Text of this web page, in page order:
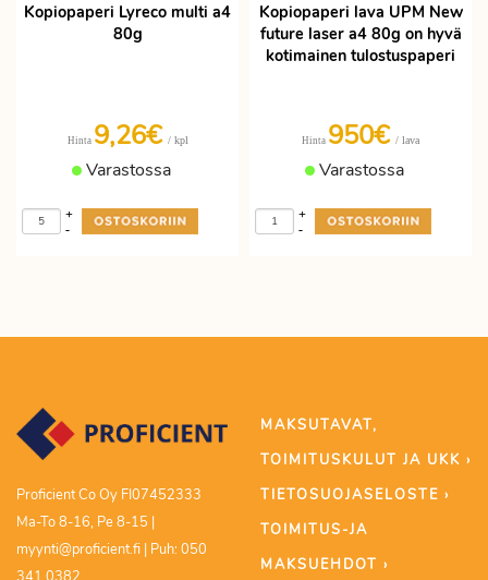
Kopiopaperi Lyreco multi a4
80g
Hinta 9,26€ / kpl
Varastossa
-
+
Kopiopaperi lava UPM New
future laser a4 80g on hyvä
kotimainen tulostuspaperi
Hinta 950€ / lava
Varastossa
-
+
Proficient Co Oy FI07452333
Ma-To 8-16, Pe 8-15 |
myynti@proficient.fi | Puh: 050
MAKSUTAVAT,
TOIMITUSKULUT JA UKK ›
TIETOSUOJASELOSTE ›
TOIMITUS-JA
MAKSUEHDOT ›